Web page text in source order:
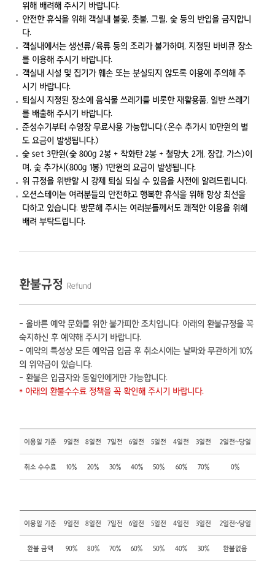
위해 배려해 주시기 바랍니다.
안전한 휴식을 위해 객실내 불꽃, 촛불, 그릴, 숯 등의 반입을 금지합니
다.
객실내에서는 생선류/육류 등의 조리가 불가하며, 지정된 바비큐 장소
를 이용해 주시기 바랍니다.
객실내 시설 및 집기가 훼손 또는 분실되지 않도록 이용에 주의해 주
시기 바랍니다.
퇴실시 지정된 장소에 음식물 쓰레기를 비롯한 재활용품, 일반 쓰레기
를 배출해 주시기 바랍니다.
준성수기부터 수영장 무료사용 가능합니다.(온수 추가시 10만원의 별
도 요금이 발생됩니다.)
숯 set 3만원(숯 800g 2봉 + 착화탄 2봉 + 철망大 2개, 장갑, 가스)이
며, 숯 추가시(800g 1봉) 1만원의 요금이 발생됩니다.
위 규정을 위반할 시 강제 퇴실 되실 수 있음을 사전에 알려드립니다.
오션스테이는 여러분들의 안전하고 행복한 휴식을 위해 항상 최선을
다하고 있습니다. 방문해 주시는 여러분들께서도 쾌적한 이용을 위해
배려 부탁드립니다.
환불규정Refund
- 올바른 예약 문화를 위한 불가피한 조치입니다. 아래의 환불규정을 꼭
숙지하신 후 예약해 주시기 바랍니다.
- 예약의 특성상 모든 예약금 입금 후 취소시에는 날짜와 무관하게 10%
의 위약금이 있습니다.
- 환불은 입금자와 동일인에게만 가능합니다.
* 아래의 환불수수료 정책을 꼭 확인해 주시기 바랍니다.
이용일 기준 9일전 8일전 7일전 6일전 5일전 4일전 3일전 2일전~당일
취소 수수료 10% 20% 30% 40% 50% 60% 70% 0%
이용일 기준 9일전 8일전 7일전 6일전 5일전 4일전 3일전 2일전~당일
환불 금액 90% 80% 70% 60% 50% 40% 30% 환불없음